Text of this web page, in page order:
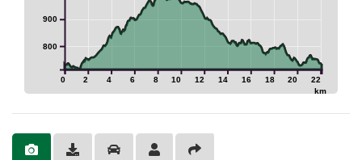
0 2 4 6 8 10 12 14 16 18 20 22
km
800
900